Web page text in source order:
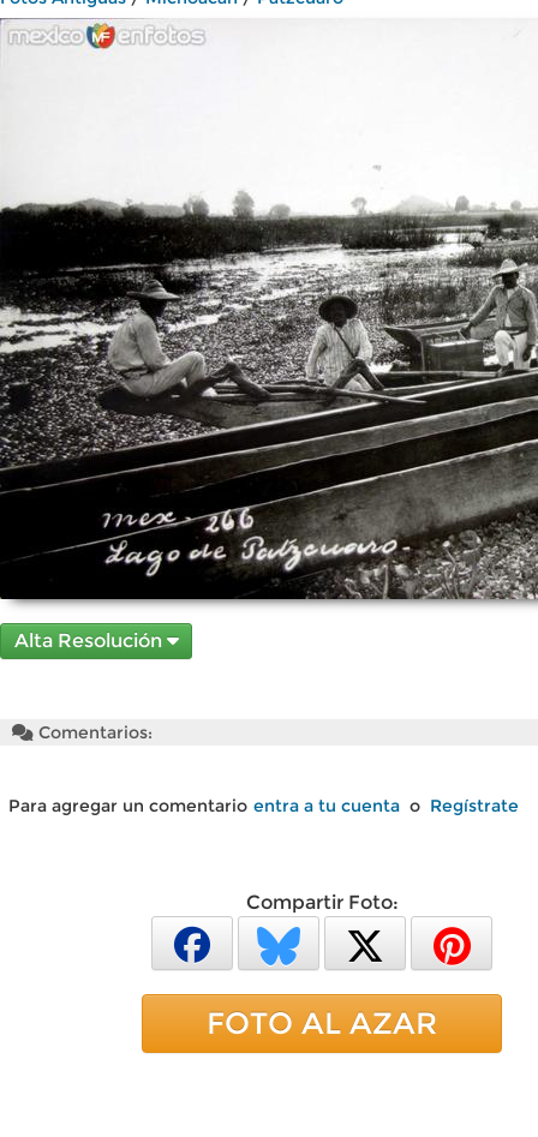
Alta Resolución
Comentarios:
Para agregar un comentario entra a tu cuenta o Regístrate
Compartir Foto:
FOTO AL AZAR